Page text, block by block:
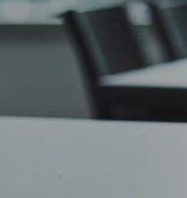
るご質問
ンダー
（ガバナンス）
価
企業理念
ンダー
価
テナブルファイナンス